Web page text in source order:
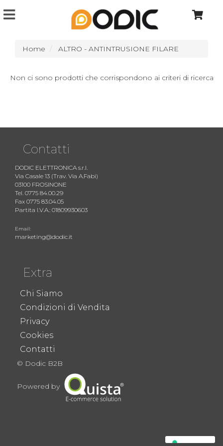
Home ALTRO - ANTINTRUSIONE FILARE
Non ci sono prodotti che corrispondono ai criteri di ricerca
Contatti
DODIC ELETTRONICA s.r.l.
Via Casale 13 (Trav. Via A.Fabi)
03100 FROSINONE
Tel. 0775 84.00.29
Fax 0775 83.04.05
Partita I.V.A.: 01809930603
Email:
marketing@dodic.it
Extra
Chi Siamo
Condizioni di Vendita
Privacy
Cookies
Contatti
© Dodic B2B
Powered by